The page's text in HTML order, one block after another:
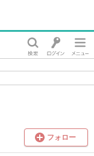
フォロー